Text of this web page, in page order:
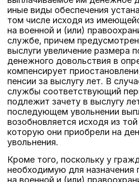
иные виды обеспечения
том числе исходя из
на военной и (или)
службе, причем
выслуги увеличение размера
денежного довольствия в
компенсирует
пенсии за выслугу лет. В
службы соответствующий
подлежит зачету в выслугу
последующем увольнении
возобновляется исходя из
которую они приобрели на
увольнения.
Кроме того, поскольку у
необходимую для назначения
на военной и (или)